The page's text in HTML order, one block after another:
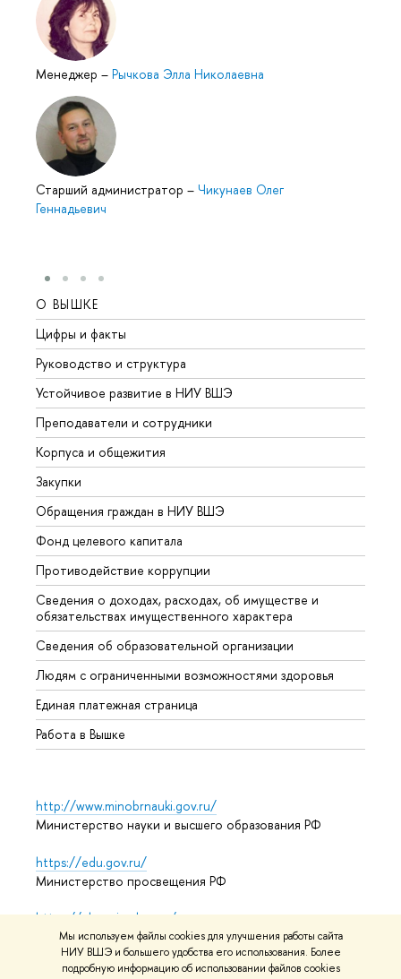
Мы используем файлы cookies для улучшения работы сайта
НИУ ВШЭ и большего удобства его использования. Более
подробную информацию об использовании файлов cookies
Менеджер – Рычкова Элла Николаевна
Старший администратор – Чикунаев Олег
Геннадьевич
О ВЫШКЕ
Цифры и факты
Руководство и структура
Устойчивое развитие в НИУ ВШЭ
Преподаватели и сотрудники
Корпуса и общежития
Закупки
Обращения граждан в НИУ ВШЭ
Фонд целевого капитала
Противодействие коррупции
Сведения о доходах, расходах, об имуществе и
обязательствах имущественного характера
Сведения об образовательной организации
Людям с ограниченными возможностями здоровья
Единая платежная страница
Работа в Вышке
http://www.minobrnauki.gov.ru/
Министерство науки и высшего образования РФ
https://edu.gov.ru/
Министерство просвещения РФ
https://elearning.hse.ru/mooc
Массовые открытые онлайн-курсы